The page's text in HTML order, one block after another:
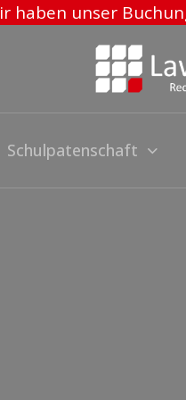
haben unser
Schulpatenschaft